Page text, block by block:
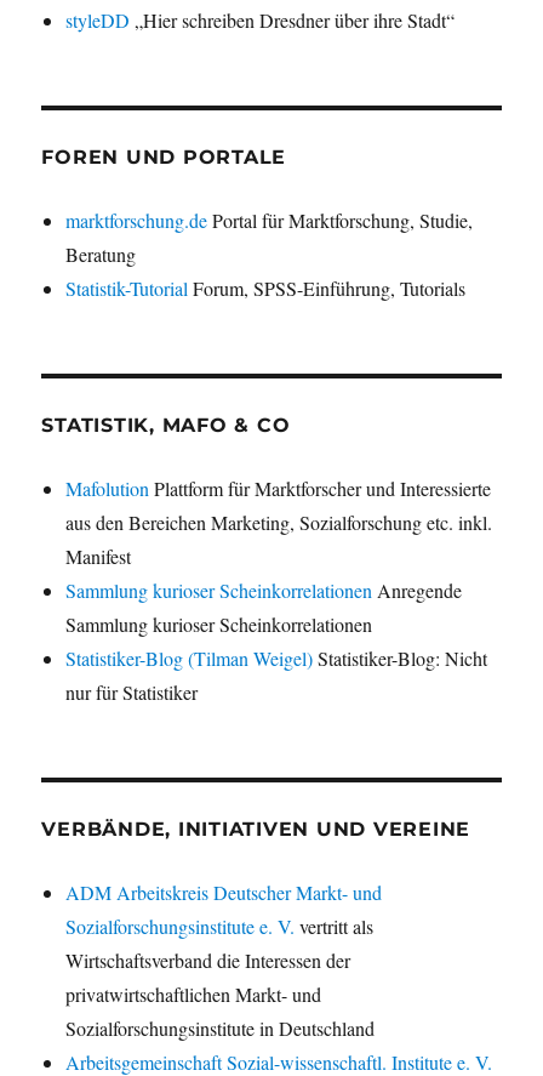
styleDD „Hier schreiben Dresdner über ihre Stadt“
FOREN UND PORTALE
marktforschung.dePortal für Marktforschung, Studie,
Beratung
Statistik-Tutorial Forum, SPSS-Einführung, Tutorials
STATISTIK, MAFO & CO
Mafolution Plattform für Marktforscher und Interessierte
aus den Bereichen Marketing, Sozialforschung etc. inkl.
Manifest
Sammlung kurioser Scheinkorrelationen Anregende
Sammlung kurioser Scheinkorrelationen
Statistiker-Blog (Tilman Weigel)Statistiker-Blog: Nicht
nur für Statistiker
VERBÄNDE, INITIATIVEN UND VEREINE
ADM Arbeitskreis Deutscher Markt- und
Sozialforschungsinstitute e. V. vertritt als
Wirtschaftsverband die Interessen der
privatwirtschaftlichen Markt- und
Sozialforschungsinstitute in Deutschland
Arbeitsgemeinschaft Sozial-wissenschaftl. Institute e. V.